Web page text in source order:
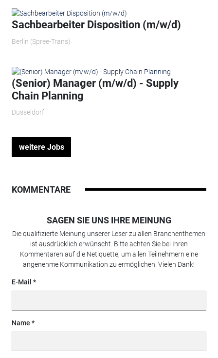
Sachbearbeiter Disposition (m/w/d)
Berlin (Spree-Trans)
(Senior) Manager (m/w/d) - Supply
Chain Planning
Düsseldorf
weitere Jobs
KOMMENTARE
SAGEN SIE UNS IHRE MEINUNG
Die qualifizierte Meinung unserer Leser zu allen Branchenthemen
ist ausdrücklich erwünscht. Bitte achten Sie bei Ihren
Kommentaren auf die Netiquette, um allen Teilnehmern eine
angenehme Kommunikation zu ermöglichen. Vielen Dank!
E-Mail
Name